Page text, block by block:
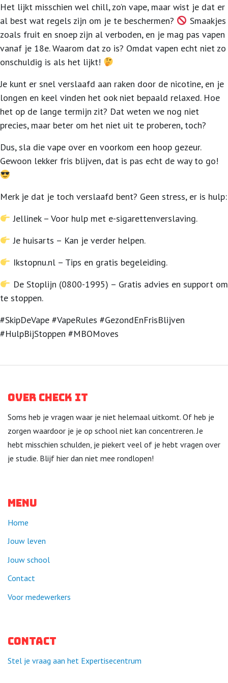
Het lijkt misschien wel chill, zo’n vape, maar wist je dat er
al best wat regels zijn om je te beschermen?
Smaakjes
zoals fruit en snoep zijn al verboden, en je mag pas vapen
vanaf je 18e. Waarom dat zo is? Omdat vapen echt niet zo
onschuldig is als het lijkt!
Je kunt er snel verslaafd aan raken door de nicotine, en je
longen en keel vinden het ook niet bepaald relaxed. Hoe
het op de lange termijn zit? Dat weten we nog niet
precies, maar beter om het niet uit te proberen, toch?
Dus, sla die vape over en voorkom een hoop gezeur.
Gewoon lekker fris blijven, dat is pas echt de way to go!
Merk je dat je toch verslaafd bent? Geen stress, er is hulp:
Jellinek – Voor hulp met e-sigarettenverslaving.
Je huisarts – Kan je verder helpen.
Ikstopnu.nl – Tips en gratis begeleiding.
De Stoplijn (0800-1995) – Gratis advies en support om
te stoppen.
#SkipDeVape #VapeRules #GezondEnFrisBlijven
#HulpBijStoppen #MBOMoves
Over Check it
Soms heb je vragen waar je niet helemaal uitkomt. Of heb je
zorgen waardoor je je op school niet kan concentreren. Je
hebt misschien schulden, je piekert veel of je hebt vragen over
je studie. Blijf hier dan niet mee rondlopen!
Menu
Home
Jouw leven
Jouw school
Contact
Voor medewerkers
Contact
Stel je vraag aan het Expertisecentrum